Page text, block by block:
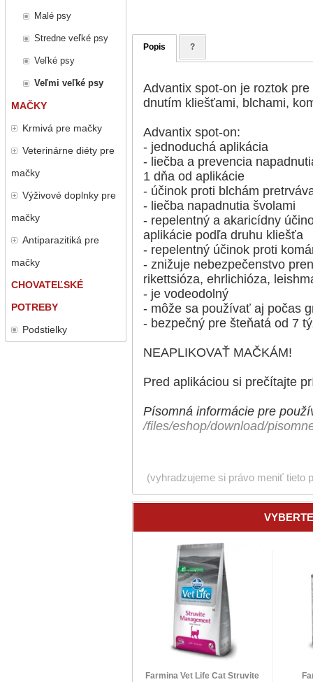
Malé psy
Stredne veľké psy
Veľké psy
Veľmi veľké psy
MAČKY
Krmivá pre mačky
Veterinárne diéty pre
mačky
Výživové doplnky pre
mačky
Antiparazitiká pre
mačky
CHOVATEĽSKÉ
POTREBY
Podstielky
Popis ?
Advantix spot-on je roztok
dnutím kliešťami, blchami,
Advantix spot-on:
- jednoduchá aplikácia
- liečba a prevencia
1 dňa od aplikácie
- účinok proti blchám
- liečba napadnutia švolami
- repelentný a akaricídny
aplikácie podľa druhu kliešťa
- repelentný účinok proti
- znižuje nebezpečenstvo
rikettsióza, ehrlichióza,
- je vodeodolný
- môže sa používať aj počas
- bezpečný pre šteňatá od 7
NEAPLIKOVAŤ MAČKÁM!
Pred aplikáciou si prečítajte
Písomná informácie pre
/files/eshop/download/
(vyhradzujeme si právo meniť tieto
Farmina Vet Life Cat Struvite